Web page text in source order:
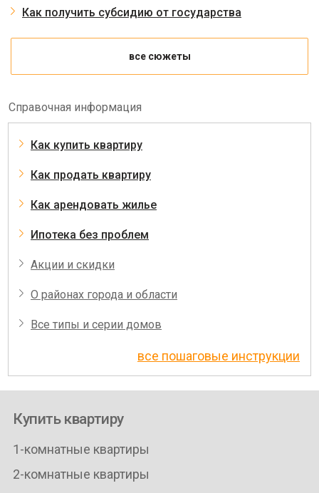
Как получить субсидию от государства
все сюжеты
Справочная информация
Как купить квартиру
Как продать квартиру
Как арендовать жилье
Ипотека без проблем
Акции и скидки
О районах города и области
Все типы и серии домов
все пошаговые инструкции
Купить квартиру
1-комнатные квартиры
2-комнатные квартиры